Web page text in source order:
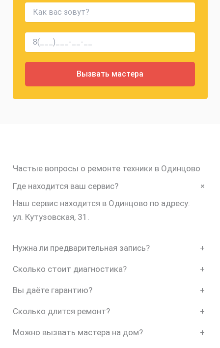
Частые вопросы о ремонте техники в Одинцово
Где находится ваш сервис?
+
Наш сервис находится в Одинцово по адресу:
ул. Кутузовская, 31.
Нужна ли предварительная запись? +
Сколько стоит диагностика? +
Вы даёте гарантию? +
Сколько длится ремонт? +
Можно вызвать мастера на дом? +